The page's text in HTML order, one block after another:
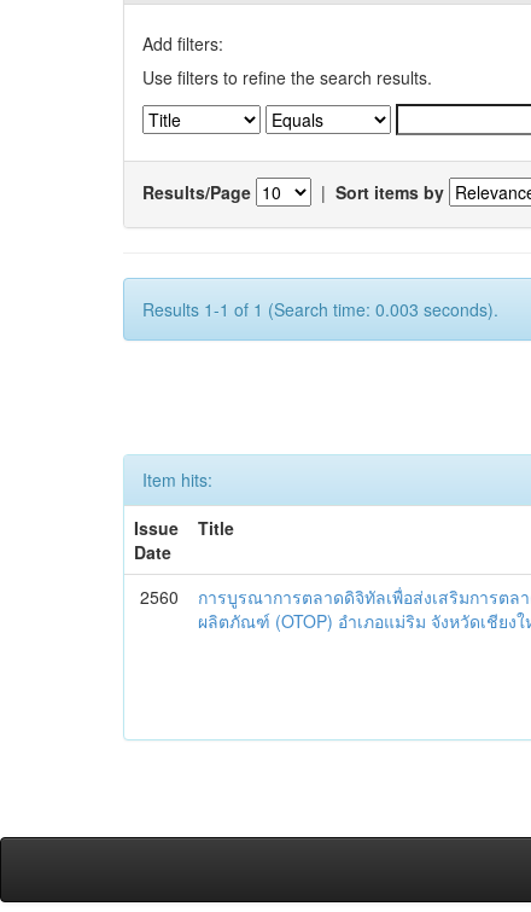
Add filters:
Use filters to refine the search results.
Results/Page | Sort items by
Results 1-1 of 1 (Search time: 0.003 seconds).
Item hits:
Issue
Date
Title
2560
การบูรณาการตลาดดิจิทัลเพื่อส่งเสริมการต
ผลิตภัณฑ์ (OTOP) อำเภอแม่ริม จังหวัดเชียงใ